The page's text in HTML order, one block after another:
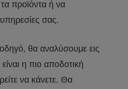
προϊόντα ή να
υπηρεσίες σας.
θα αναλύσουμε εις
η πιο αποδοτική
να κάνετε. Θα